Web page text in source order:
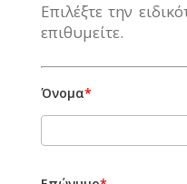
Επιλέξτε την
επιθυμείτε.
Όνομα*